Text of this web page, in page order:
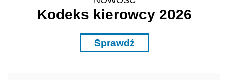
Kodeks kierowcy 2026
Sprawdź